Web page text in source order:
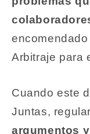
Arbitraje para
Cuando este
Juntas,
argumentos